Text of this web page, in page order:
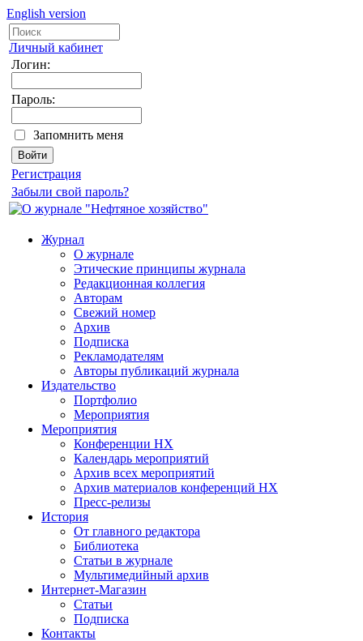
English version
Личный кабинет
Логин:
Пароль:
Запомнить меня
Регистрация
Забыли свой пароль?
Журнал
О журнале
Этические принципы журнала
Редакционная коллегия
Авторам
Свежий номер
Архив
Подписка
Рекламодателям
Авторы публикаций журнала
Издательство
Портфолио
Мероприятия
Мероприятия
Конференции НХ
Календарь мероприятий
Архив всех мероприятий
Архив материалов конференций НХ
Пресс-релизы
История
От главного редактора
Библиотека
Статьи в журнале
Мультимедийный архив
Интернет-Магазин
Статьи
Подписка
Контакты